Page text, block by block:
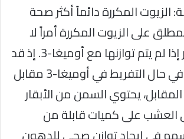
الزيوت المكررة دائماً أكثر صحة
على الزيوت المكررة أمراً لا
يخلو من مخاطر إذا لم يتم توازنها مع أوميغا-3. إذ قد
تزداد الالتهابات في حال التفريط في أوميغا-3 مقابل
وفي المقابل، يحتوي السمن من الأبقار
العشب على كميات قابلة من